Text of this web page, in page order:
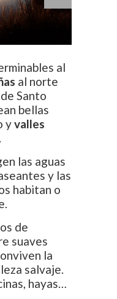
al
al norte
Santo
bellas
yvalles
las aguas
y las
habitan o
de
suaves
la
salvaje.
hayas…